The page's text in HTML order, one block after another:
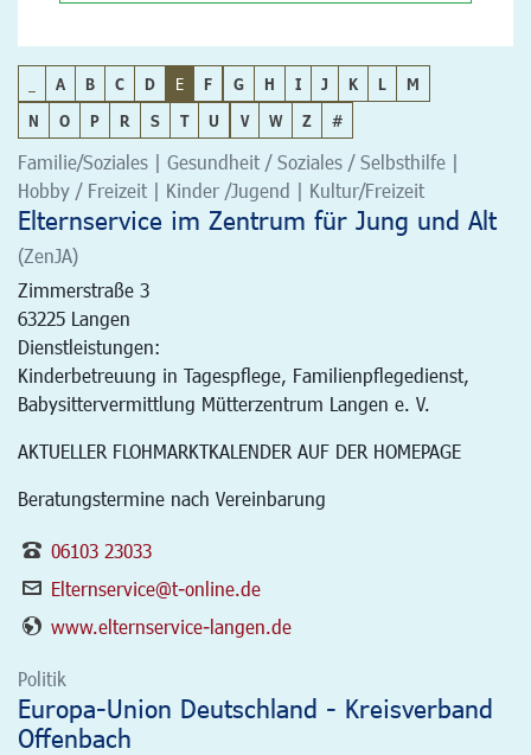
A B C D E F G H I J K L
M
N
O P R S T U V W Z #
Familie/Soziales | Gesundheit / Soziales / Selbsthilfe |
Hobby / Freizeit | Kinder /Jugend | Kultur/Freizeit
Elternservice im Zentrum für Jung und Alt
(ZenJA)
Zimmerstraße 3
63225 Langen
Dienstleistungen:
Kinderbetreuung in Tagespflege, Familienpflegedienst,
Babysittervermittlung Mütterzentrum Langen e. V.
AKTUELLER FLOHMARKTKALENDER AUF DER HOMEPAGE
Beratungstermine nach Vereinbarung
06103 23033
Elternservice@t-online.de
www.elternservice-langen.de
Politik
Europa-Union Deutschland - Kreisverband
Offenbach